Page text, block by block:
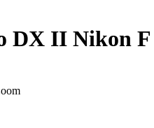
DX II Nikon